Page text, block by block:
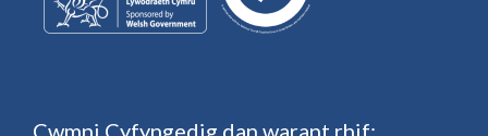
Cwmni Cyfyngedig dan warant rhif: